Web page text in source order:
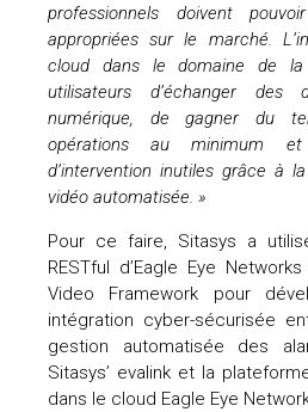
professionnels doivent
appropriées sur le marché.
cloud dans le domaine de
utilisateurs d’échanger des
numérique, de gagner du
opérations au minimum
d’intervention inutiles grâce à
vidéo automatisée. »
Pour ce faire, Sitasys a
RESTful d’Eagle Eye
Video Framework pour
intégration cyber-sécurisée
gestion automatisée des
Sitasys’ evalink et la
dans le cloud Eagle Eye